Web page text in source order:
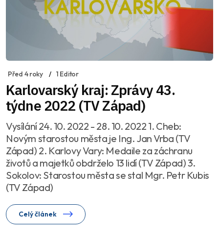
Před 4 roky 1 Editor
Karlovarský kraj: Zprávy 43.
týdne 2022 (TV Západ)
Vysílání 24. 10. 2022 - 28. 10. 2022 1. Cheb:
Novým starostou města je Ing. Jan Vrba (TV
Západ) 2. Karlovy Vary: Medaile za záchranu
životů a majetků obdrželo 13 lidí (TV Západ) 3.
Sokolov: Starostou města se stal Mgr. Petr Kubis
(TV Západ)
Celý článek